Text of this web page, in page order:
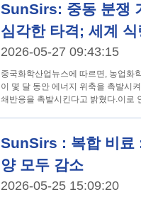
SunSirs: 중동 분쟁
심각한 타격; 세계
2026-05-27 09:43:15
중국화학산업뉴스에 따르면, 농업화
이 몇 달 동안 에너지 위축을 촉발시
쇄반응을 촉발시킨다고 밝혔다.이로
SunSirs : 복합 비료
양 모두 감소
2026-05-25 15:09:20